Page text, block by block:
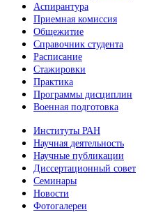
Аспирантура
Приемная комиссия
Общежитие
Справочник студента
Расписание
Стажировки
Практика
Программы дисциплин
Военная подготовка
Институты РАН
Научная деятельность
Научные публикации
Диссертационный совет
Семинары
Новости
Фотогалереи